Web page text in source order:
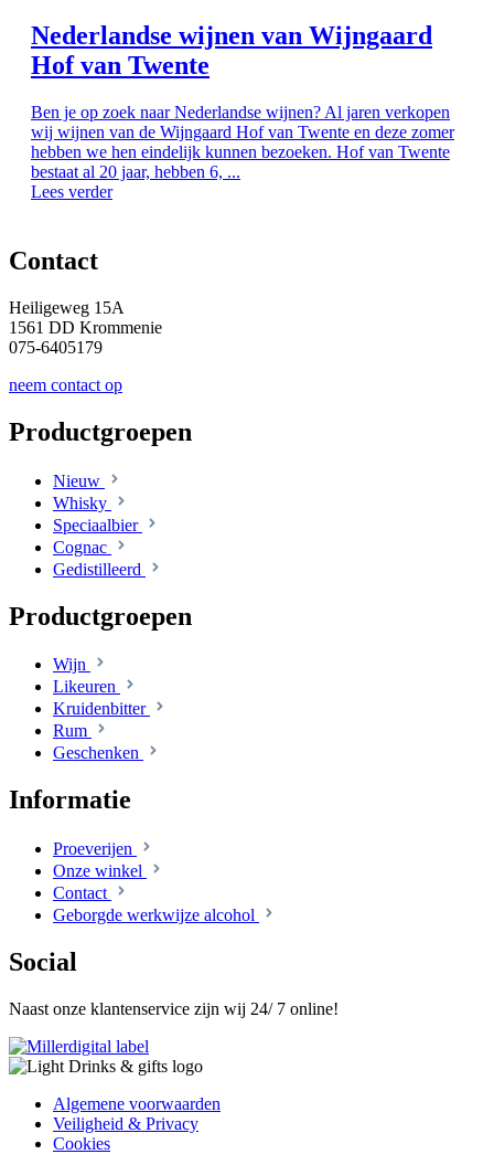
Nederlandse wijnen van Wijngaard
Hof van Twente
Ben je op zoek naar Nederlandse wijnen? Al jaren verkopen
wij wijnen van de Wijngaard Hof van Twente en deze zomer
hebben we hen eindelijk kunnen bezoeken. Hof van Twente
bestaat al 20 jaar, hebben 6, ...
Lees verder
Contact
Heiligeweg 15A
1561 DD Krommenie
075-6405179
neem contact op
Productgroepen
Nieuw
Whisky
Speciaalbier
Cognac
Gedistilleerd
Productgroepen
Wijn
Likeuren
Kruidenbitter
Rum
Geschenken
Informatie
Proeverijen
Onze winkel
Contact
Geborgde werkwijze alcohol
Social
Naast onze klantenservice zijn wij 24/ 7 online!
Algemene voorwaarden
Veiligheid & Privacy
Cookies